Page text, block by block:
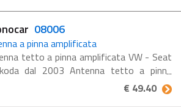
08006
a pinna amplificata
tetto a pinna amplificata VW - Seat
dal 2003 Antenna tetto a pinna
Gain FM - 20 dB - AM 35 dB
1 pz. VOLSWAGEN-SEAT-SKODA ‘03>
€ 49.40